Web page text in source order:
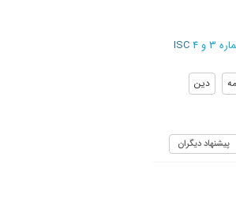
ISC
دین
پیشنهاد دیگران